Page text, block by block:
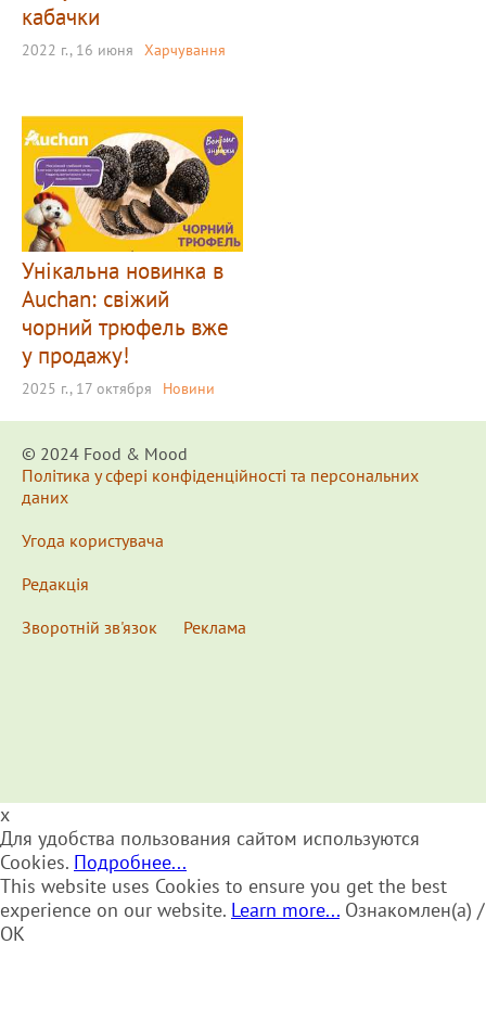
кабачки
2022 г., 16 июня Харчування
Унікальна новинка в
Auchan: свіжий
чорний трюфель вже
у продажу!
2025 г., 17 октября Новини
© 2024 Food & Мood
Політика у сфері конфіденційності та персональних
даних
Угода користувача
Редакція
Зворотній зв'язок
Реклама
x
Для удобства пользования сайтом используются
Cookies. Подробнее...
This website uses Cookies to ensure you get the best
experience on our website. Learn more... Ознакомлен(а) /
OK